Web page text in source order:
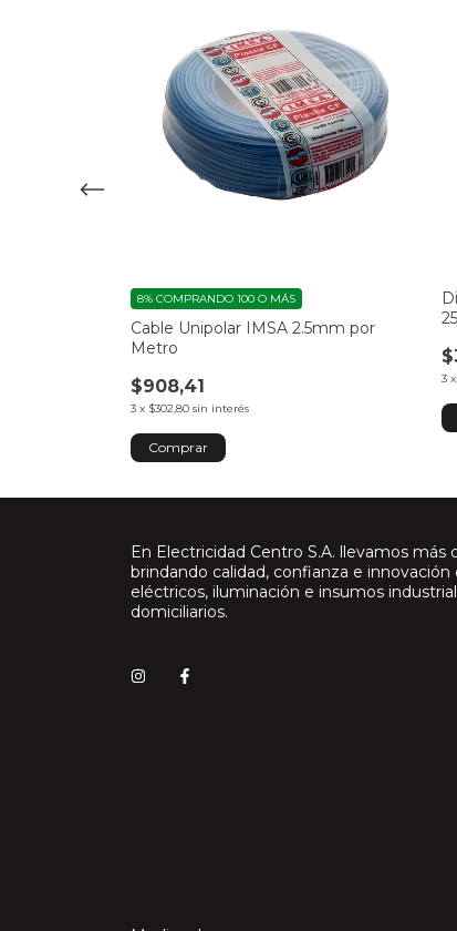
Cable Unipolar IMSA 2.5mm por
Metro
$908,41
3 x $302,80 sin interés
8% COMPRANDO 100 O MÁS
Comprar
3 x
En Electricidad Centro S.A. llevamos más
brindando calidad, confianza e
eléctricos, iluminación e insumos
domiciliarios.